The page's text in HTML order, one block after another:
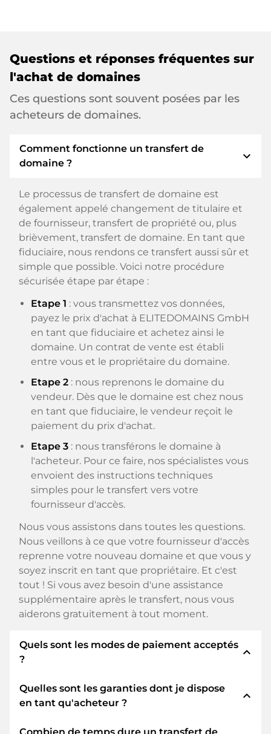
Questions et réponses fréquentes sur
l'achat de domaines
Ces questions sont souvent posées par les
acheteurs de domaines.
Comment fonctionne un transfert de
domaine ?
expand_more
Le processus de transfert de domaine est
également appelé changement de titulaire et
de fournisseur, transfert de propriété ou, plus
brièvement, transfert de domaine. En tant que
fiduciaire, nous rendons ce transfert aussi sûr et
simple que possible. Voici notre procédure
sécurisée étape par étape :
Etape 1 : vous transmettez vos données,
payez le prix d'achat à ELITEDOMAINS GmbH
en tant que fiduciaire et achetez ainsi le
domaine. Un contrat de vente est établi
entre vous et le propriétaire du domaine.
Etape 2 : nous reprenons le domaine du
vendeur. Dès que le domaine est chez nous
en tant que fiduciaire, le vendeur reçoit le
paiement du prix d'achat.
Etape 3 : nous transférons le domaine à
l'acheteur. Pour ce faire, nos spécialistes vous
envoient des instructions techniques
simples pour le transfert vers votre
fournisseur d'accès.
Nous vous assistons dans toutes les questions.
Nous veillons à ce que votre fournisseur d'accès
reprenne votre nouveau domaine et que vous y
soyez inscrit en tant que propriétaire. Et c'est
tout ! Si vous avez besoin d'une assistance
supplémentaire après le transfert, nous vous
aiderons gratuitement à tout moment.
Quels sont les modes de paiement acceptés
?
expand_less
Nous utilisons SEPA comme paiement anticipé
et utilisons STRIPE comme prestataire de
Quelles sont les garanties dont je dispose
en tant qu'acheteur ?
expand_less